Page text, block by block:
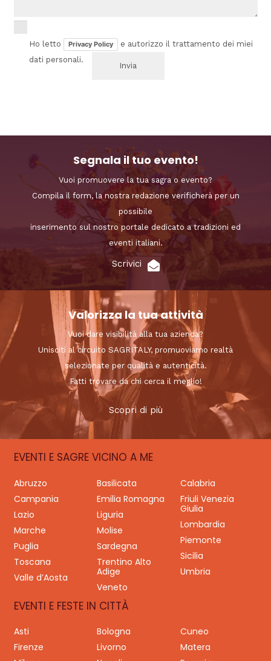
Ho letto Privacy Policy
e autorizzo il trattamento dei miei
dati personali.
Segnala il tuo evento!
Vuoi promuovere la tua sagra o evento?
Compila il form, la nostra redazione verificherà per un
possibile
inserimento sul nostro portale dedicato a tradizioni ed
eventi italiani.
Scrivici
Valorizza la tua attività
Vuoi dare visibilità alla tua azienda?
Unisciti al circuito SAGRITALY, promuoviamo realtà
selezionate per qualità e autenticità.
Fatti trovare da chi cerca il meglio!
Scopri di più
EVENTI E SAGRE VICINO A ME
Abruzzo Basilicata
Calabria
Campania
Emilia Romagna
Friuli Venezia
Giulia
Lazio
Liguria
Lombardia
Marche
Molise
Piemonte
Puglia
Sardegna
Sicilia
Toscana
Trentino Alto
Adige
Umbria
Valle d’Aosta
Veneto
EVENTI E FESTE IN CITTÀ
Asti Bologna
Cuneo
Firenze
Livorno
Matera